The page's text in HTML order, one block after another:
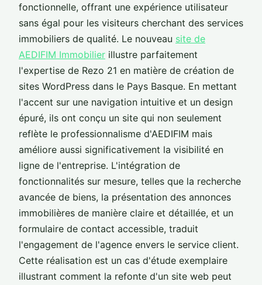
fonctionnelle, offrant une expérience utilisateur
sans égal pour les visiteurs cherchant des services
immobiliers de qualité. Le nouveau site de
AEDIFIM Immobilier illustre parfaitement
l'expertise de Rezo 21 en matière de création de
sites WordPress dans le Pays Basque. En mettant
l'accent sur une navigation intuitive et un design
épuré, ils ont conçu un site qui non seulement
reflète le professionnalisme d'AEDIFIM mais
améliore aussi significativement la visibilité en
ligne de l'entreprise. L'intégration de
fonctionnalités sur mesure, telles que la recherche
avancée de biens, la présentation des annonces
immobilières de manière claire et détaillée, et un
formulaire de contact accessible, traduit
l'engagement de l'agence envers le service client.
Cette réalisation est un cas d'étude exemplaire
illustrant comment la refonte d'un site web peut